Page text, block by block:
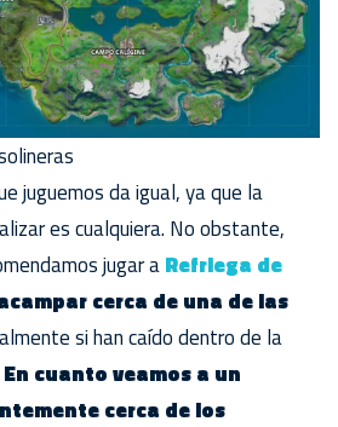
juguemos da igual, ya que la
es cualquiera. No obstante,
jugar aRefriega de
cerca de una de las
si han caído dentro de la
En cuanto veamos a un
cerca de los